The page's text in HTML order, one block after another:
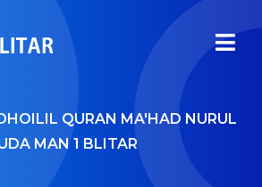
QURAN MA'HAD NURUL
MAN 1 BLITAR